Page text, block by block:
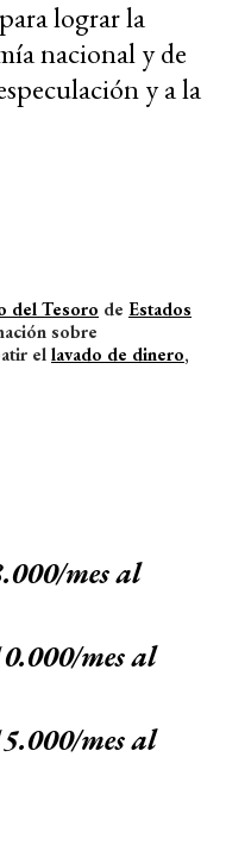
para lograr la
nacional y de
y a la
del Tesoro de Estados
sobre
el lavado de dinero,
mes al
mes al
mes al